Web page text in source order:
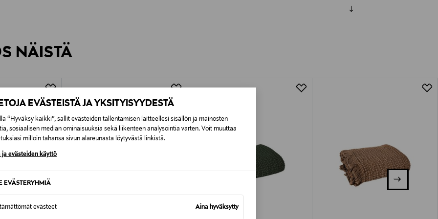
EVÄSTEISTÄ JA YKSITYISYYDESTÄ
“Hyväksy kaikki”, sallit evästeiden tallentamisen laitteellesi sisällön ja mainosten
sosiaalisen median ominaisuuksia sekä liikenteen analysointia varten. Voit muuttaa
milloin tahansa sivun alareunasta löytyvästä linkistä.
ja evästeiden käyttö
EVÄSTERYHMIÄ
evästeet Aina hyväksytty
Alk. 6,90 €, kun toimitus on saatavilla valittuun osoitteeseen.
NÄISTÄ